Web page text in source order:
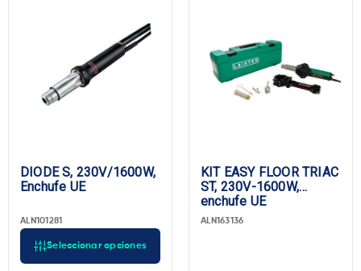
Seleccionar opciones
DIODE S, 230V/1600W,
Enchufe UE
ALN101281
KIT EASY FLOOR TRIAC
ST, 230V-1600W,
enchufe UE
ALN163136